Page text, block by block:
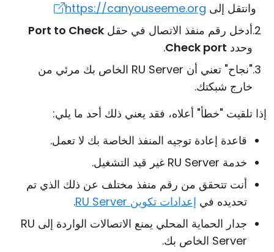
وانتقل إلى https://canyouseeme.org
أدخل رقم منفذ الاتصال في حقل Port to Check
وحدد Check port
.
"نجاح" تعني أن RU Server الخاص بك مرئي من
خارج شبكتك.
إذا تلقيت "خطأ" أعلاه، فقد يعني ذلك أحد ما يلي:
قاعدة إعادة توجيه المنفذ الخاصة بك لا تعمل.
خدمة RU Server غير قيد التشغيل.
أنت تتحقق من رقم منفذ مختلف عن ذلك الذي تم
تحديده في إعدادات تكوين RU Server
.
جدار الحماية المحلي يمنع الاتصالات الواردة إلى RU
Server الخاص بك.